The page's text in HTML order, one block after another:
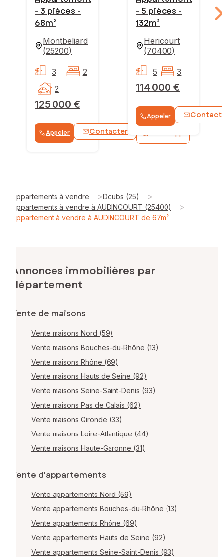
- 3 pièces -
68m²
Montbeliard
(25200)
125 000 €
3
2
2
Appeler Contacter WhatsApp
- 5 pièces -
132m²
Hericourt
(70400)
114 000 €
5 3
Appeler
Appartements à vendre >Doubs (25) >
Appartements à vendre à AUDINCOURT (25400) >
Appartement à vendre à AUDINCOURT de 67m²
Annonces immobilières par
département
Vente de maisons
Vente maisons Nord (59)
Vente maisons Bouches-du-Rhône (13)
Vente maisons Rhône (69)
Vente maisons Hauts de Seine (92)
Vente maisons Seine-Saint-Denis (93)
Vente maisons Pas de Calais (62)
Vente maisons Gironde (33)
Vente maisons Loire-Atlantique (44)
Vente maisons Haute-Garonne (31)
Vente d'appartements
Vente appartements Nord (59)
Vente appartements Bouches-du-Rhône (13)
Vente appartements Rhône (69)
Vente appartements Hauts de Seine (92)
Vente appartements Seine-Saint-Denis (93)